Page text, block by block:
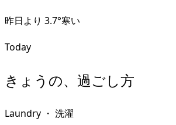
昨日より 3.7°寒い
Today
きょうの、過ごし方
Laundry ・ 洗濯